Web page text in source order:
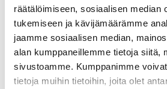
räätälöimiseen, sosiaalisen median
tukemiseen ja kävijämäärämme
jaamme sosiaalisen median,
alan kumppaneillemme tietoja siitä,
sivustoamme. Kumppanimme
tietoja muihin tietoihin, joita olet
Janne
Koivukylä, FI
Bontrager Elite 35 Stem
x 55mm